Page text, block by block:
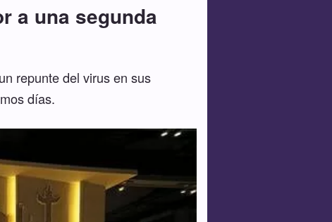
a una segunda
repunte del virus en sus
días.